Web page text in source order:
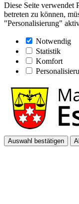
Diese Seite verwendet
betreten zu können,
"Personalisierung"
Notwendig
Statistik
Komfort
Auswahl bestätigen